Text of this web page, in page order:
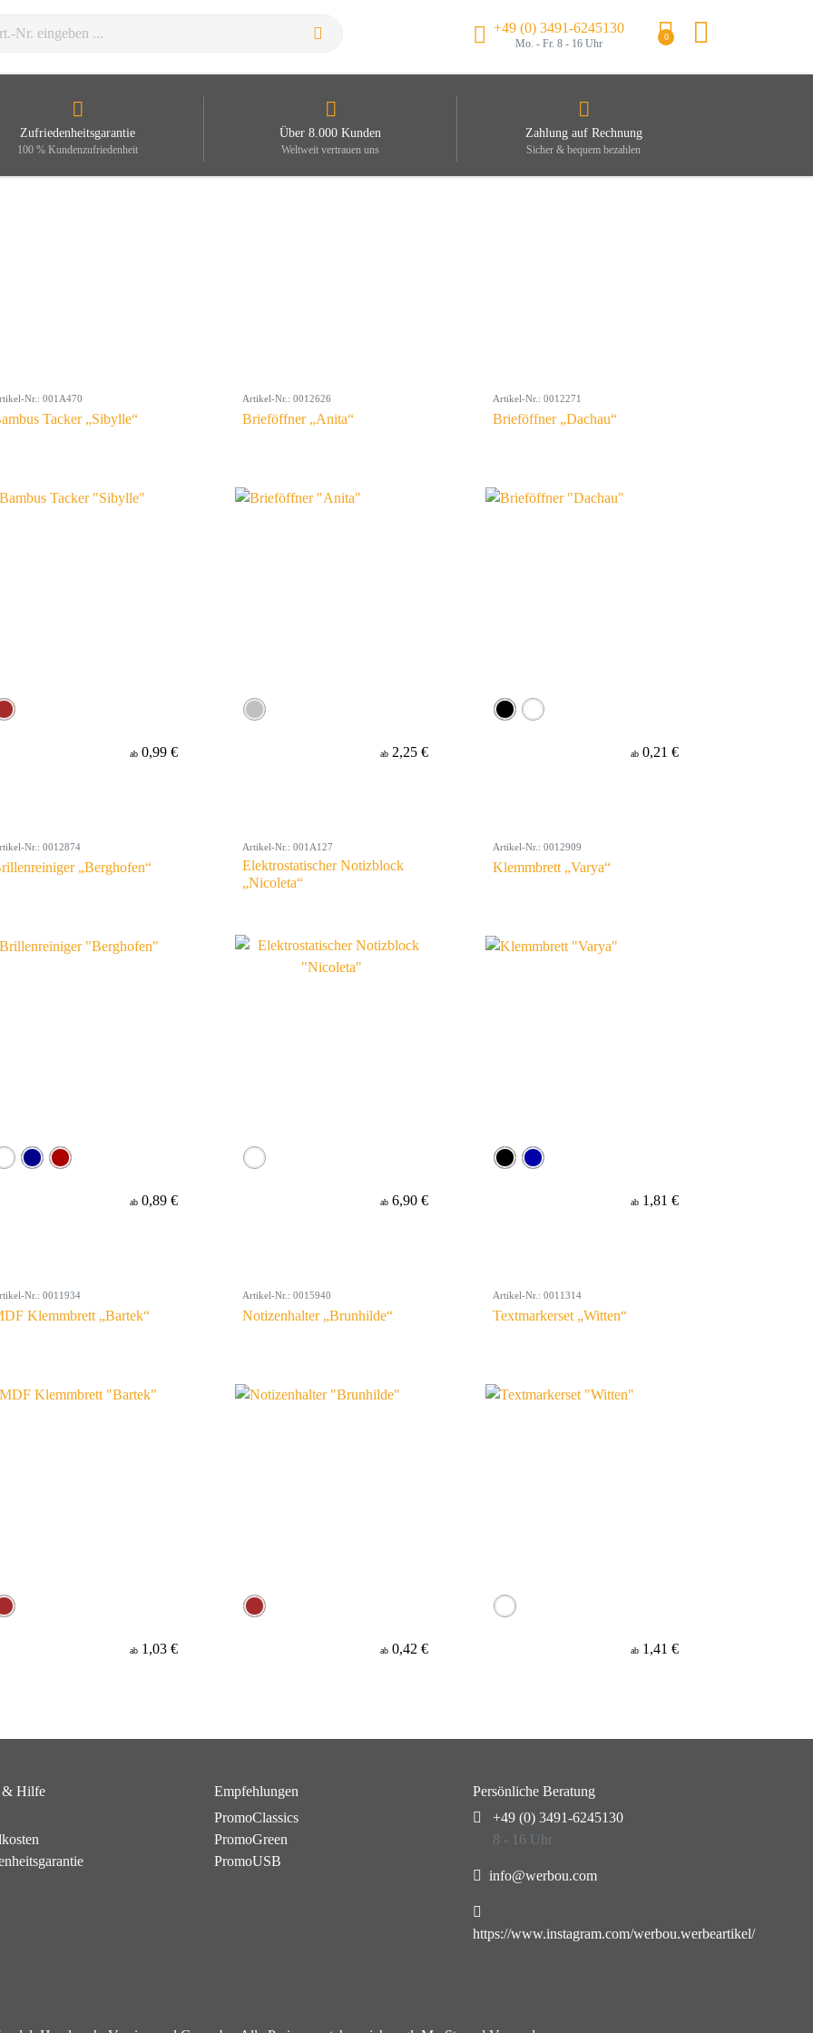
+49 (0) 3491-6245130
Mo. - Fr. 8 - 16 Uhr
0
Zufriedenheitsgarantie
100 % Kundenzufriedenheit
Über 8.000 Kunden
Weltweit vertrauen uns
Zahlung auf Rechnung
Sicher & bequem bezahlen
Nr.: 001A470
Tacker „Sibylle“
ab 0,99 €
Artikel-Nr.: 0012626
Brieföffner „Anita“
ab 2,25 €
Artikel-Nr.: 0012271
Brieföffner „Dachau“
ab 0,21 €
Nr.: 0012874
„Berghofen“
ab 0,89 €
Artikel-Nr.: 001A127
Elektrostatischer Notizblock
„Nicoleta“
ab 6,90 €
Artikel-Nr.: 0012909
Klemmbrett „Varya“
ab 1,81 €
Nr.: 0011934
Klemmbrett „Bartek“
ab 1,03 €
Artikel-Nr.: 0015940
Notizenhalter „Brunhilde“
ab 0,42 €
Artikel-Nr.: 0011314
Textmarkerset „Witten“
ab 1,41 €
& Hilfe
Empfehlungen
PromoClassics
PromoGreen
PromoUSB
Persönliche Beratung
+49 (0) 3491-6245130
8 - 16 Uhr
info@werbou.com
https://www.instagram.com/werbou.werbeartikel/